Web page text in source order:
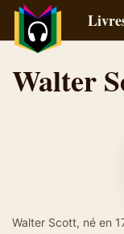
Walter
Walter Scott, né en